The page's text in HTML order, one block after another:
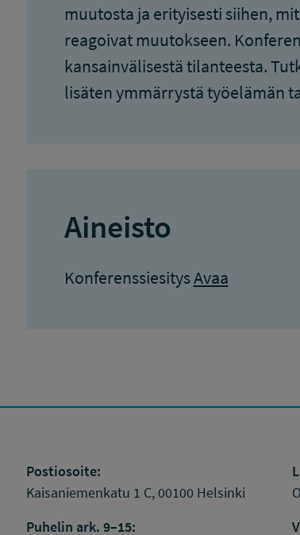
muutosta ja erityisesti siihen,
reagoivat muutokseen.
kansainvälisestä tilanteesta.
lisäten ymmärrystä työelämän
Aineisto
KonferenssiesitysAvaa
Postiosoite:
Kaisaniemenkatu 1 C, 00100 Helsinki
Puhelin ark. 9–15: